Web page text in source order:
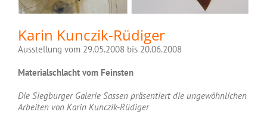
Karin Kunczik-Rüdiger
Ausstellung vom 29.05.2008 bis 20.06.2008
Materialschlacht vom Feinsten
Die Siegburger Galerie Sassen präsentiert die ungewöhnlichen
Arbeiten von Karin Kunczik-Rüdiger